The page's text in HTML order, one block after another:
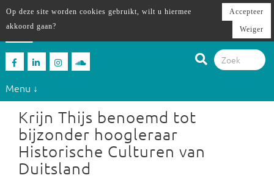
Menu ↓
Krijn Thijs benoemd tot
bijzonder hoogleraar
Historische Culturen van
Duitsland
Op deze site worden cookies gebruikt, wilt u hiermee
akkoord gaan?
Accepteer
Weiger